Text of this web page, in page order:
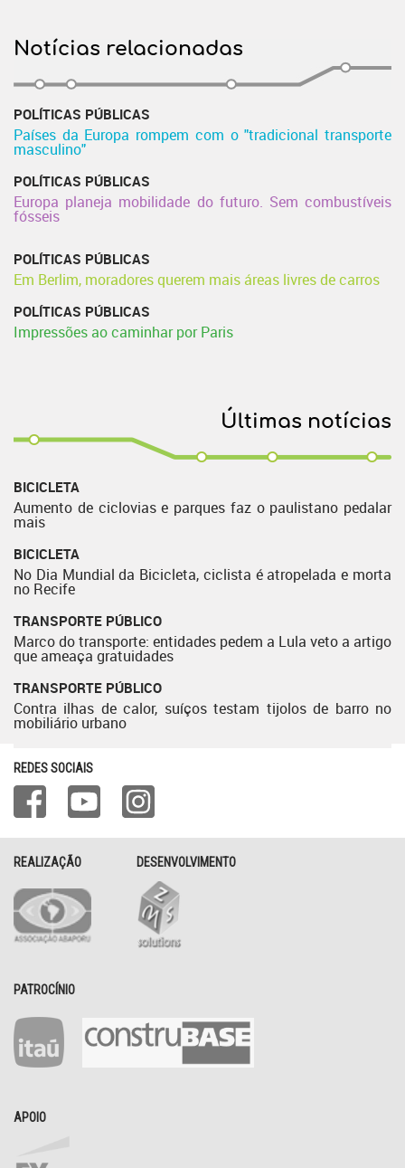
Notícias relacionadas
POLÍTICAS PÚBLICAS
Países da Europa rompem com o "tradicional transporte
masculino"
POLÍTICAS PÚBLICAS
Europa planeja mobilidade do futuro. Sem combustíveis
fósseis
POLÍTICAS PÚBLICAS
Em Berlim, moradores querem mais áreas livres de carros
POLÍTICAS PÚBLICAS
Impressões ao caminhar por Paris
Últimas notícias
BICICLETA
Aumento de ciclovias e parques faz o paulistano pedalar
mais
BICICLETA
No Dia Mundial da Bicicleta, ciclista é atropelada e morta
no Recife
TRANSPORTE PÚBLICO
Marco do transporte: entidades pedem a Lula veto a artigo
que ameaça gratuidades
TRANSPORTE PÚBLICO
Contra ilhas de calor, suíços testam tijolos de barro no
mobiliário urbano
REDES SOCIAIS
REALIZAÇÃO DESENVOLVIMENTO
PATROCÍNIO
APOIO